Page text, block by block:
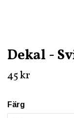
Dekal -
45 kr
Färg